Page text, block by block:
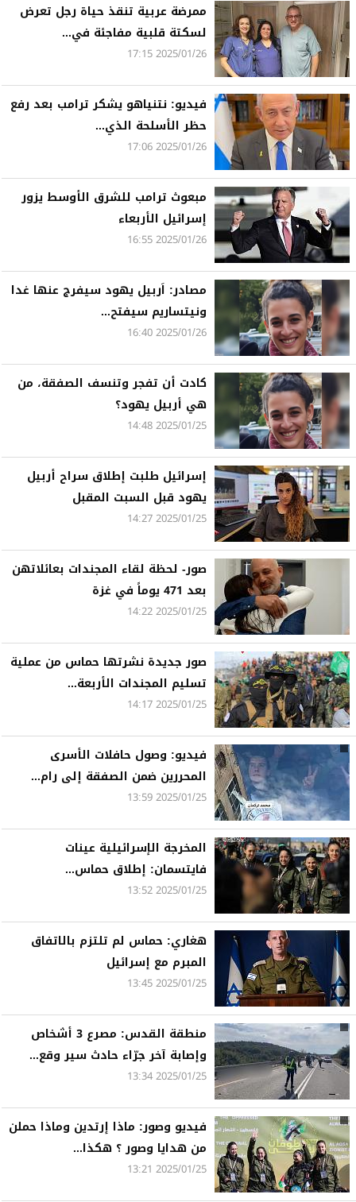
ممرضة عربية تنقذ حياة رجل تعرض
لسكتة قلبية مفاجئة في...
2025/01/26 17:15
فيديو: نتنياهو يشكر ترامب بعد رفع
حظر الأسلحة الذي...
2025/01/26 17:06
مبعوث ترامب للشرق الأوسط يزور
إسرائيل الأربعاء
2025/01/26 16:55
مصادر: اَربيل يهود سيفرج عنها غدا
ونيتساريم سيفتح...
2025/01/26 16:40
كادت أن تفجر وتنسف الصفقة، من
هي أربيل يهود؟
2025/01/25 14:48
إسرائيل طلبت إطلاق سراح أربيل
يهود قبل السبت المقبل
2025/01/25 14:27
صور- لحظة لقاء المجندات بعائلاتهن
بعد 471 يوماً في غزة
2025/01/25 14:22
صور جديدة نشرتها حماس من عملية
تسليم المجندات الأربعة...
2025/01/25 14:17
فيديو: وصول حافلات الأسرى
المحررين ضمن الصفقة إلى رام...
2025/01/25 13:59
المخرجة الإسرائيلية عينات
فايتسمان: إطلاق حماس...
2025/01/25 13:52
هغاري: حماس لم تلتزم بالاتفاق
المبرم مع إسرائيل
2025/01/25 13:45
منطقة القدس: مصرع 3 أشخاص
وإصابة آخر جرّاء حادث سير وقع...
2025/01/25 13:34
فيديو وصور: ماذا إرتدين وماذا حملن
من هدايا وصور ؟ هكذا...
2025/01/25 13:21